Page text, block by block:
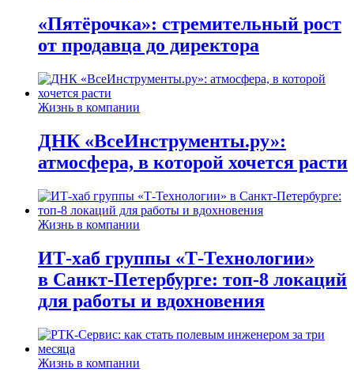
«Пятёрочка»: стремительный рост
от продавца до директора
Жизнь в компании
ДНК «ВсеИнструменты.ру»:
атмосфера, в которой хочется расти
Жизнь в компании
ИТ-хаб группы «Т-Технологии»
в Санкт-Петербурге: топ-8 локаций
для работы и вдохновения
Жизнь в компании